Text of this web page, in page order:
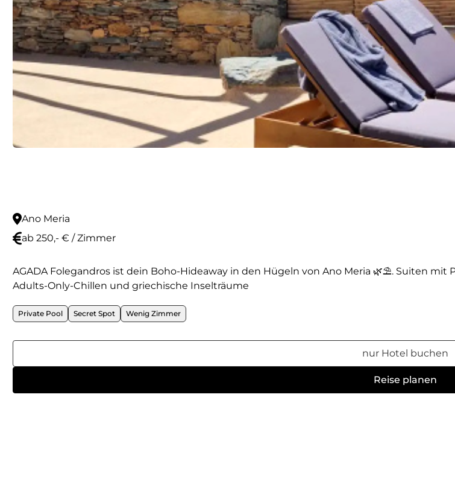
Ano Meria
ab 250,- € / Zimmer
AGADA Folegandros ist dein Boho-Hideaway in den Hügeln von Ano Meria 🌿⛱️. Suiten
Adults-Only-Chillen und griechische Inselträume
Private Pool Secret Spot Wenig Zimmer
nur Hotel buchen
Reise planen